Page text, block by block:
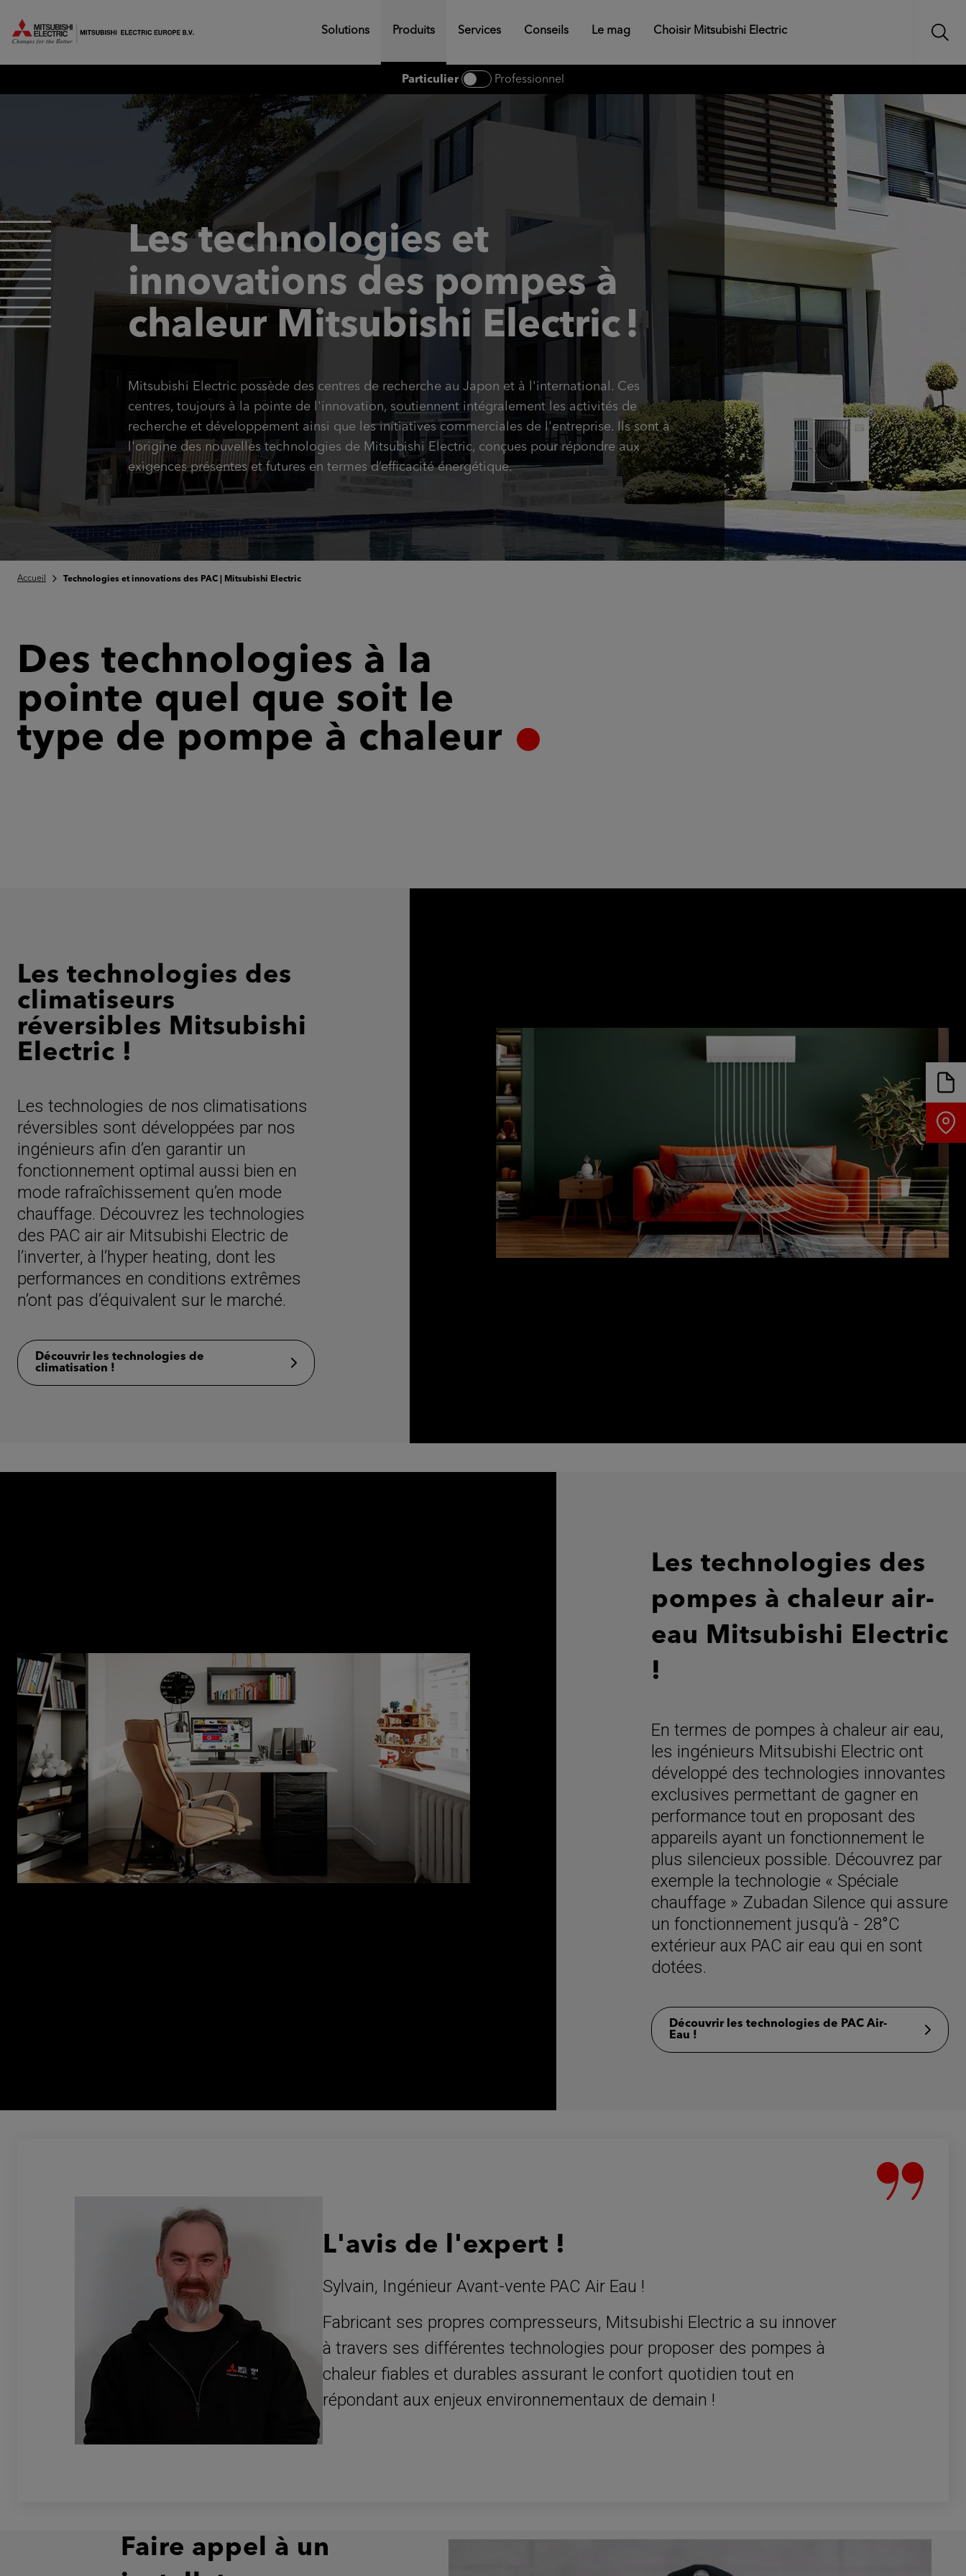
MITSUBISHI ELECTRIC EUROPE Solutions Produits Services Conseils Le mag Choisir Mitsubishi Electric
Particulier Professionnel
Les technologies et
innovations des pompes à
chaleur Mitsubishi Electric !
Mitsubishi Electric possède des centres de recherche au Japon et à l'international. Ces
centres, toujours à la pointe de l'innovation, soutiennent intégralement les activités de
recherche et développement ainsi que les initiatives commerciales de l'entreprise. Ils sont à
l'origine des nouvelles technologies de Mitsubishi Electric, conçues pour répondre aux
exigences présentes et futures en termes d’efficacité énergétique.
Accueil Technologies et innovations des PAC | Mitsubishi Electric
Des technologies à la
pointe quel que soit le
type de pompe à chaleur
Les technologies des
climatiseurs
réversibles Mitsubishi
Electric !
Les technologies de nos climatisations
réversibles sont développées par nos
ingénieurs afin d’en garantir un
fonctionnement optimal aussi bien en
mode rafraîchissement qu’en mode
chauffage. Découvrez les technologies
des PAC air air Mitsubishi Electric de
l’inverter, à l’hyper heating, dont les
performances en conditions extrêmes
n’ont pas d’équivalent sur le marché.
Découvrir les technologies de
climatisation !
Les technologies des
pompes à chaleur air-
eau Mitsubishi Electric
!
En termes de pompes à chaleur air eau,
les ingénieurs Mitsubishi Electric ont
développé des technologies innovantes
exclusives permettant de gagner en
performance tout en proposant des
appareils ayant un fonctionnement le
plus silencieux possible. Découvrez par
exemple la technologie « Spéciale
chauffage » Zubadan Silence qui assure
un fonctionnement jusqu’à - 28°C
extérieur aux PAC air eau qui en sont
dotées.
Découvrir les technologies de PAC Air-
Eau !
L'avis de l'expert !
Sylvain, Ingénieur Avant-vente PAC Air Eau !
Fabricant ses propres compresseurs, Mitsubishi Electric a su innover
à travers ses différentes technologies pour proposer des pompes à
chaleur fiables et durables assurant le confort quotidien tout en
répondant aux enjeux environnementaux de demain !
Faire appel à un